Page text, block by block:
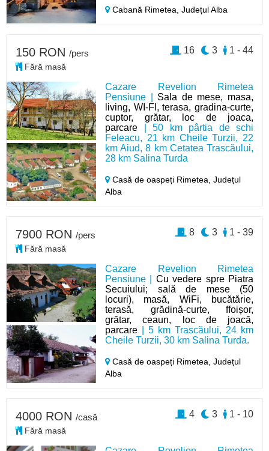
Cabană Rimetea,Județul Alba
Cazare Revelion Rimetea
Pensiune | Sala de mese, masa,
living, WI-FI, terasa, gradina-curte,
cuptor, grătar, loc de joaca,
parcare | 50 km pârtia de schi
Feleacu, 21 km Cheile Turzii, 22
km Aiud, 8 km Cetatea Trascăului,
28 km Salina Turda
Casă de oaspeți Rimetea,Județul
Alba
150 RON /pers
Fără masă
1 - 44
3
16
Cazare Revelion Rimetea
Pensiune | Cu vedere spre Piatra
Secuiului; sală de mese (50
locuri), masă, WiFi, bucătărie,
terasă, grădină-curte, ffoișor,
grătar, ceaun, loc de joacă,
parcare | 5 km Trascăului, 24 km
Cheile Turzii, 30 km Salina Turda.
Casă de oaspeți Rimetea,Județul
Alba
7900 RON /pers
Fără masă
1 - 39
3
8
4000 RON /casă
Fără masă
1 - 10
3
4